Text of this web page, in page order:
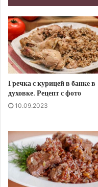
Гречка с курицей в банке в
духовке. Рецепт с фото
10.09.2023